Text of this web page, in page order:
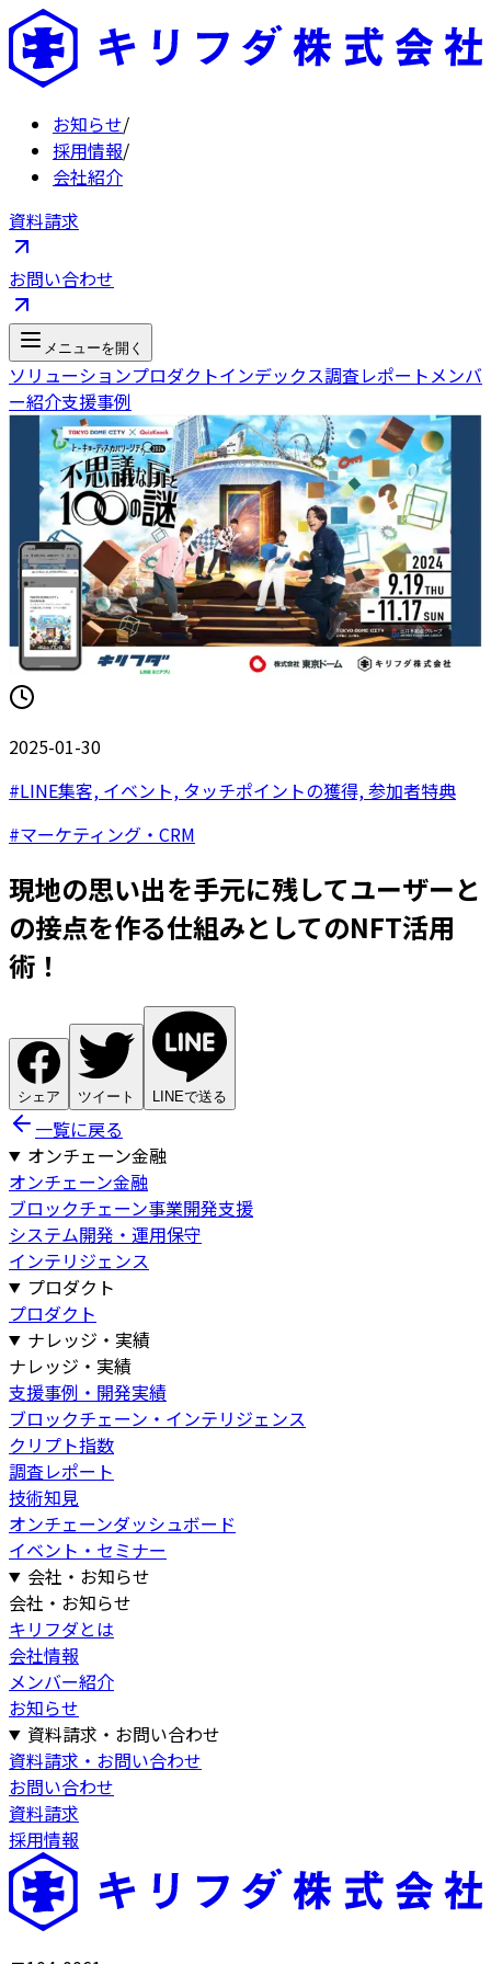
お知らせ/
採用情報/
会社紹介
資料請求
お問い合わせ
メニューを開く
ソリューションプロダクトインデックス調査レポートメンバ
ー紹介支援事例
2025-01-30
#LINE集客, イベント, タッチポイントの獲得, 参加者特典
#マーケティング・CRM
現地の思い出を手元に残してユーザーと
の接点を作る仕組みとしてのNFT活用
術！
シェア ツイート LINEで送る
一覧に戻る
オンチェーン金融
オンチェーン金融
ブロックチェーン事業開発支援
システム開発・運用保守
インテリジェンス
プロダクト
プロダクト
ナレッジ・実績
ナレッジ・実績
支援事例・開発実績
ブロックチェーン・インテリジェンス
クリプト指数
調査レポート
技術知見
オンチェーンダッシュボード
イベント・セミナー
会社・お知らせ
会社・お知らせ
キリフダとは
会社情報
メンバー紹介
お知らせ
資料請求・お問い合わせ
資料請求・お問い合わせ
お問い合わせ
資料請求
採用情報